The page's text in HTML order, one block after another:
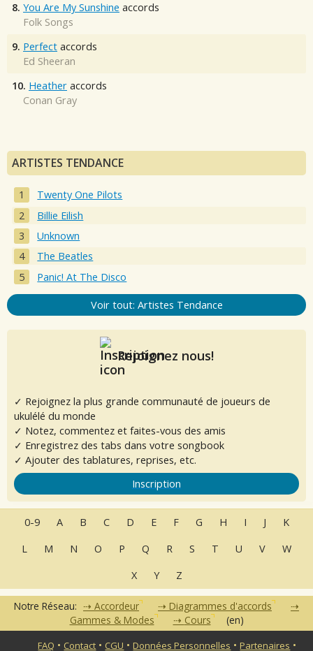
8. You Are My Sunshine accords
Folk Songs
9. Perfect accords
Ed Sheeran
10. Heather accords
Conan Gray
ARTISTES TENDANCE
Twenty One Pilots
Billie Eilish
Unknown
The Beatles
Panic! At The Disco
Voir tout: Artistes Tendance
Rejoignez nous!
✓ Rejoignez la plus grande communauté de joueurs de
ukulélé du monde
✓ Notez, commentez et faites-vous des amis
✓ Enregistrez des tabs dans votre songbook
✓ Ajouter des tablatures, reprises, etc.
Inscription
0-9 A B C D E F G H I J
K
L
M N O P Q R S T U V
W
X
Y Z
Notre Réseau: Accordeur
Diagrammes d'accords
Gammes & Modes
Cours (en)
FAQ • Contact • CGU •Données Personnelles •Partenaires •